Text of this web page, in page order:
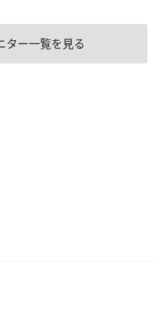
ター一覧を見る